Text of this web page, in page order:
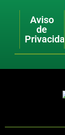
Aviso
de